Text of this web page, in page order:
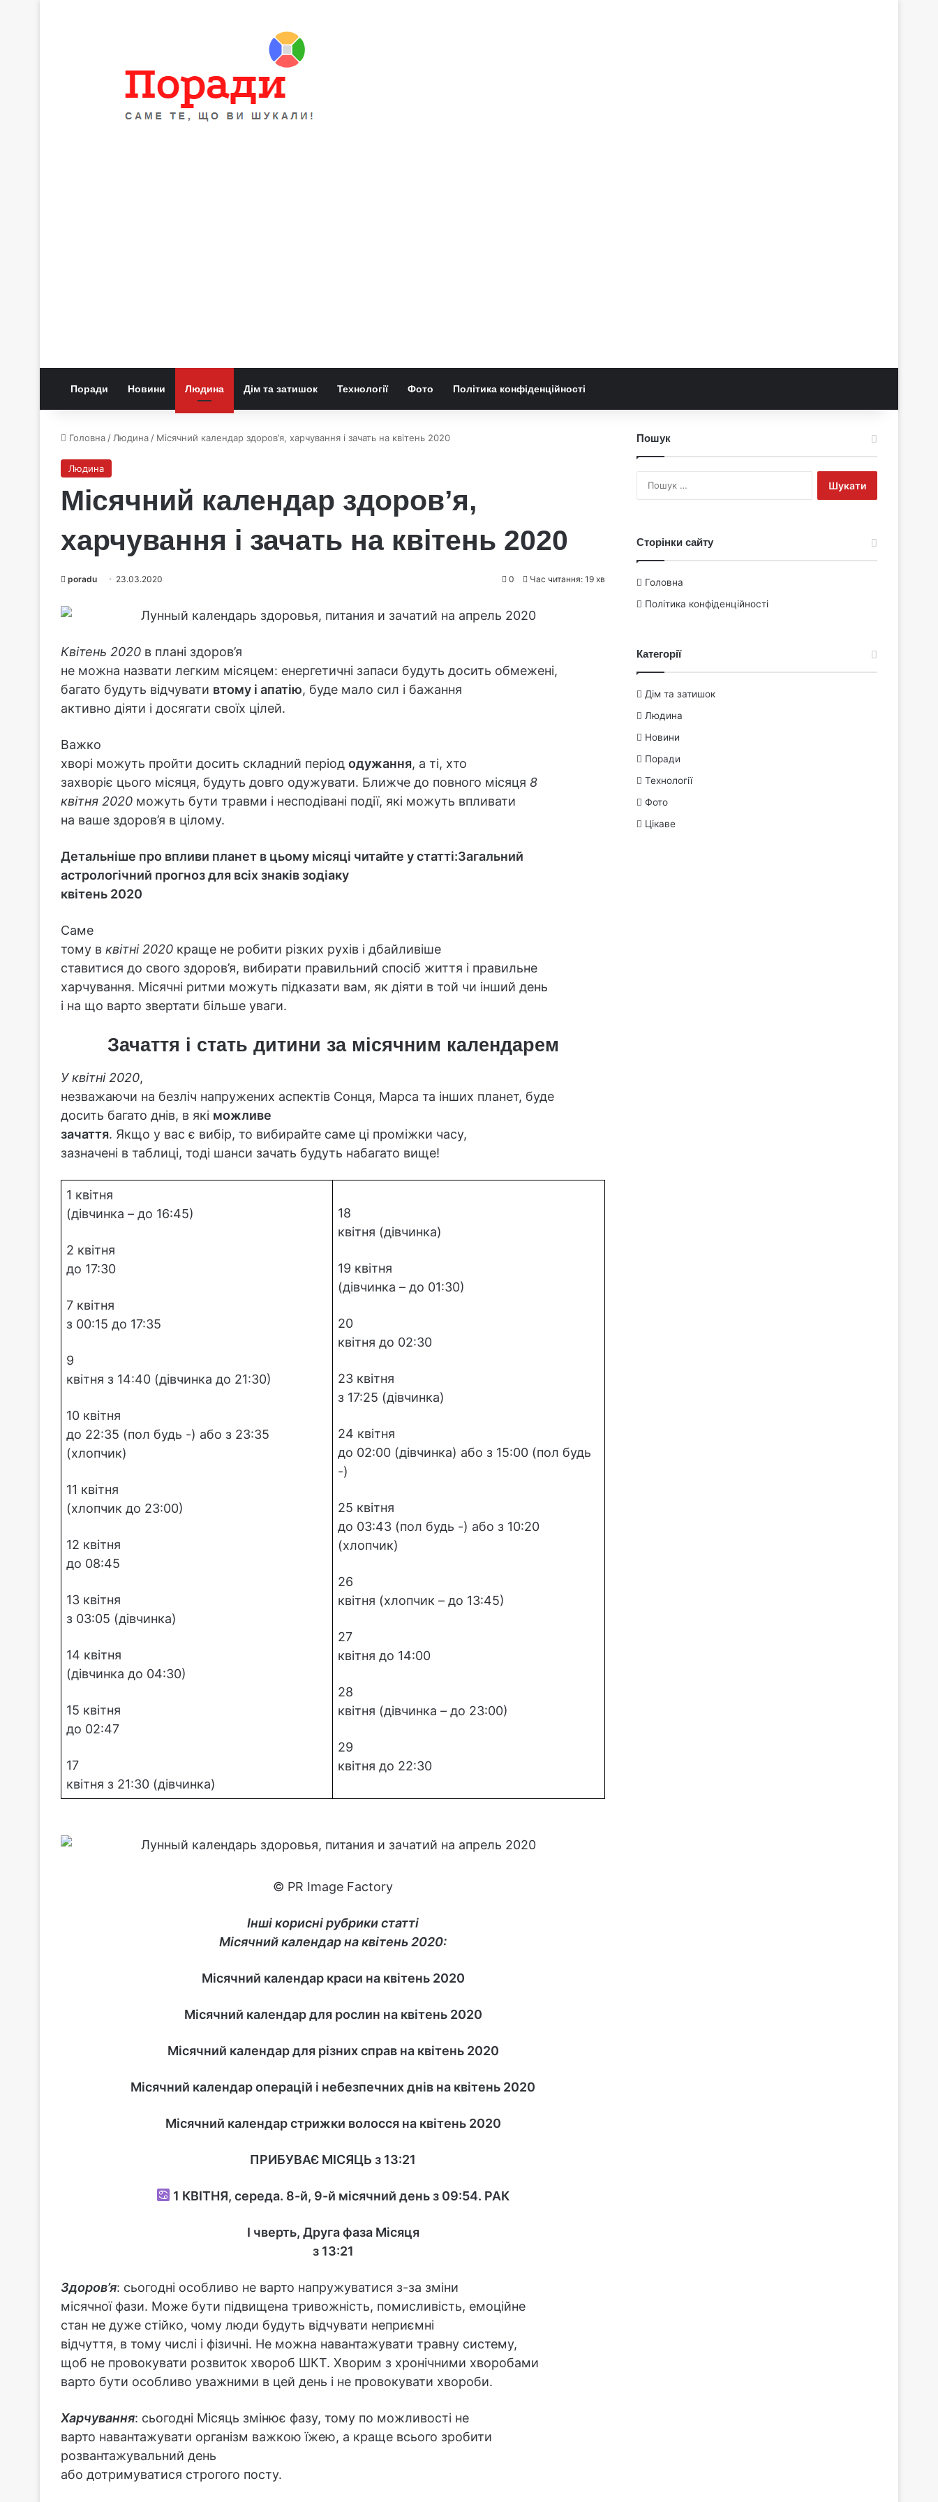
Поради Новини Людина Дім та затишок Технології Фото Політика конфіденційності
Головна / Людина / Місячний календар здоров’я, харчування і зачать на квітень 2020
Людина
Місячний календар здоров’я,
харчування і зачать на квітень 2020
poradu 23.03.2020 0 Час читання: 19 хв
Квітень 2020 в плані здоров’я
не можна назвати легким місяцем: енергетичні запаси будуть досить обмежені,
багато будуть відчувати втому і апатію, буде мало сил і бажання
активно діяти і досягати своїх цілей.
Важко
хворі можуть пройти досить складний період одужання, а ті, хто
захворіє цього місяця, будуть довго одужувати. Ближче до повного місяця 8
квітня 2020 можуть бути травми і несподівані події, які можуть впливати
на ваше здоров’я в цілому.
Детальніше про впливи планет в цьому місяці читайте у статті:Загальний
астрологічний прогноз для всіх знаків зодіаку
квітень 2020
Саме
тому в квітні 2020 краще не робити різких рухів і дбайливіше
ставитися до свого здоров’я, вибирати правильний спосіб життя і правильне
харчування. Місячні ритми можуть підказати вам, як діяти в той чи інший день
і на що варто звертати більше уваги.
Зачаття і стать дитини за місячним календарем
У квітні 2020,
незважаючи на безліч напружених аспектів Сонця, Марса та інших планет, буде
досить багато днів, в які можливе
зачаття. Якщо у вас є вибір, то вибирайте саме ці проміжки часу,
зазначені в таблиці, тоді шанси зачать будуть набагато вище!
1 квітня
(дівчинка – до 16:45)
2 квітня
до 17:30
7 квітня
з 00:15 до 17:35
9
квітня з 14:40 (дівчинка до 21:30)
10 квітня
до 22:35 (пол будь -) або з 23:35
(хлопчик)
11 квітня
(хлопчик до 23:00)
12 квітня
до 08:45
13 квітня
з 03:05 (дівчинка)
14 квітня
(дівчинка до 04:30)
15 квітня
до 02:47
17
квітня з 21:30 (дівчинка)
18
квітня (дівчинка)
19 квітня
(дівчинка – до 01:30)
20
квітня до 02:30
23 квітня
з 17:25 (дівчинка)
24 квітня
до 02:00 (дівчинка) або з 15:00 (пол будь
-)
25 квітня
до 03:43 (пол будь -) або з 10:20
(хлопчик)
26
квітня (хлопчик – до 13:45)
27
квітня до 14:00
28
квітня (дівчинка – до 23:00)
29
квітня до 22:30
© PR Image Factory
Інші корисні рубрики статті
Місячний календар на квітень 2020:
Місячний календар краси на квітень 2020
Місячний календар для рослин на квітень 2020
Місячний календар для різних справ на квітень 2020
Місячний календар операцій і небезпечних днів на квітень 2020
Місячний календар стрижки волосся на квітень 2020
ПРИБУВАЄ МІСЯЦЬ з 13:21
1 КВІТНЯ, середа. 8-й, 9-й місячний день з 09:54. РАК
I чверть, Друга фаза Місяця
з 13:21
Здоров’я: сьогодні особливо не варто напружуватися з-за зміни
місячної фази. Може бути підвищена тривожність, помисливість, емоційне
стан не дуже стійко, чому люди будуть відчувати неприємні
відчуття, в тому числі і фізичні. Не можна навантажувати травну систему,
щоб не провокувати розвиток хвороб ШКТ. Хворим з хронічними хворобами
варто бути особливо уважними в цей день і не провокувати хвороби.
Харчування: сьогодні Місяць змінює фазу, тому по можливості не
варто навантажувати організм важкою їжею, а краще всього зробити
розвантажувальний день
або дотримуватися строгого посту.
Пошук
Сторінки сайту
Головна
Політика конфіденційності
Категорії
Дім та затишок
Людина
Новини
Поради
Технології
Фото
Цікаве